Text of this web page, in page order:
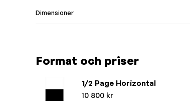
Dimensioner
Format och priser
1/2 Page Horizontal
10 800 kr